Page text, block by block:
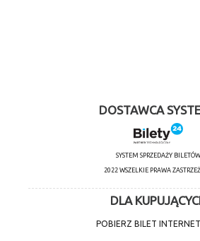
DOSTAWCA
SYSTEM SPRZEDAŻY BILETÓW
2022 WSZELKIE PRAWA
DLA
POBIERZ BILET